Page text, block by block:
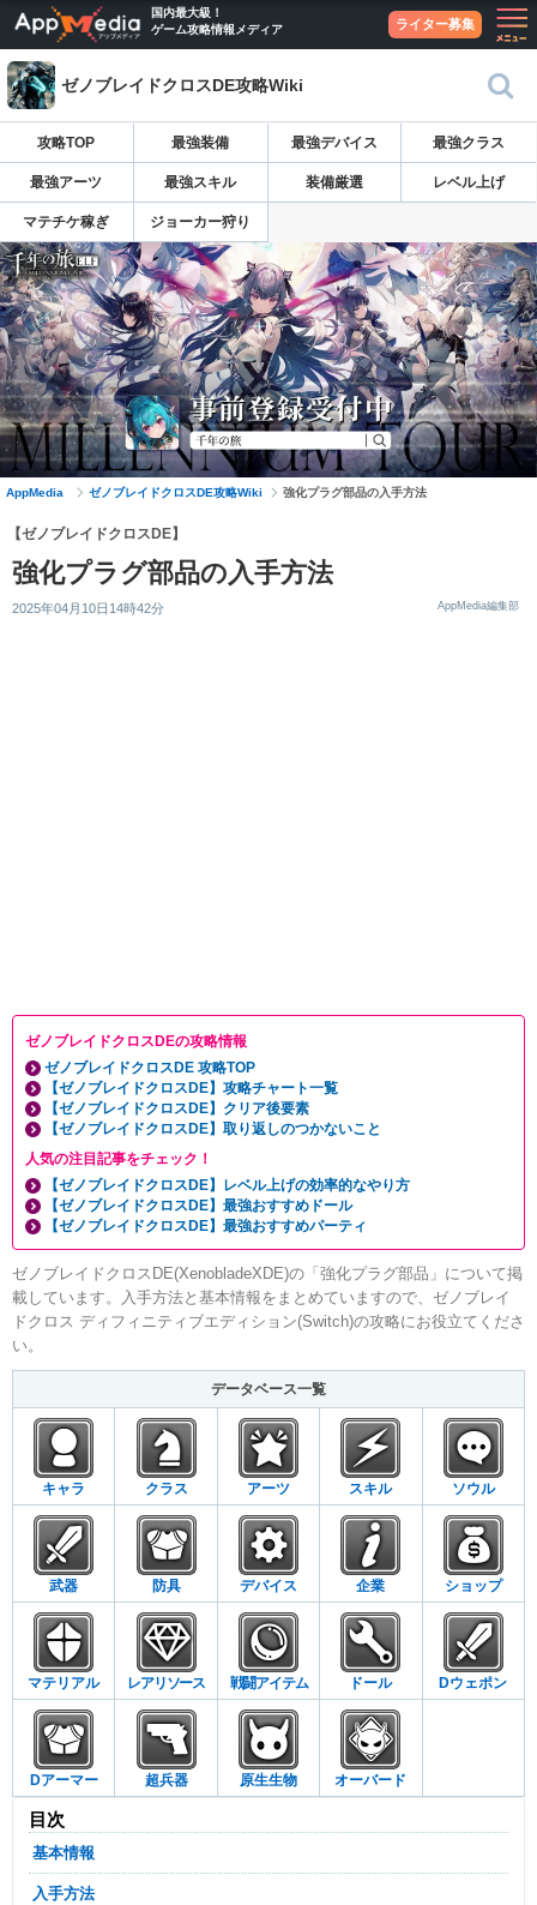
国内最大級！
ゲーム攻略情報メディア
ライター募集
ゼノブレイドクロスDE攻略Wiki
攻略TOP 最強装備 最強デバイス 最強クラス
最強アーツ 最強スキル 装備厳選 レベル上げ
マテチケ稼ぎ ジョーカー狩り
AppMedia ゼノブレイドクロスDE攻略Wiki 強化プラグ部品の入手方法
【ゼノブレイドクロスDE】
強化プラグ部品の入手方法
2025年04月10日14時42分 AppMedia編集部
ゼノブレイドクロスDEの攻略情報
ゼノブレイドクロスDE 攻略TOP
【ゼノブレイドクロスDE】攻略チャート一覧
【ゼノブレイドクロスDE】クリア後要素
【ゼノブレイドクロスDE】取り返しのつかないこと
人気の注目記事をチェック！
【ゼノブレイドクロスDE】レベル上げの効率的なやり方
【ゼノブレイドクロスDE】最強おすすめドール
【ゼノブレイドクロスDE】最強おすすめパーティ
ゼノブレイドクロスDE(XenobladeXDE)の「強化プラグ部品」について掲
載しています。入手方法と基本情報をまとめていますので、ゼノブレイ
ドクロス ディフィニティブエディション(Switch)の攻略にお役立てくださ
い。
データベース一覧
キャラ クラス アーツ スキル ソウル
武器 防具 デバイス 企業 ショップ
マテリアル レアリソース 戦闘アイテム ドール Dウェポン
Dアーマー 超兵器 原生生物 オーバード
目次
基本情報
入手方法